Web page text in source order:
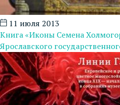
11 июля 2013
Книга «Иконы Семена
Ярославского